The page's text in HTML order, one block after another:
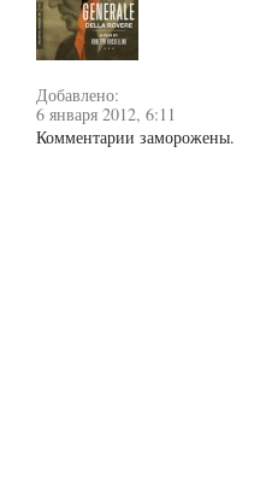
Добавлено:
6 января 2012, 6:11
Комментарии заморожены.